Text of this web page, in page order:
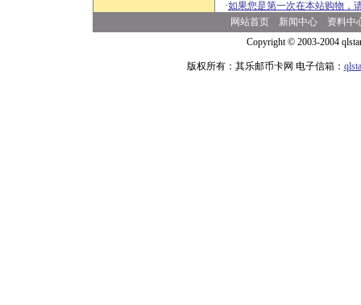
·如果您是第一次在本站购物，
网站首页
新闻中心
资料中
Copyright © 2003-2004
版权所有：其乐邮币卡网 电子信箱：